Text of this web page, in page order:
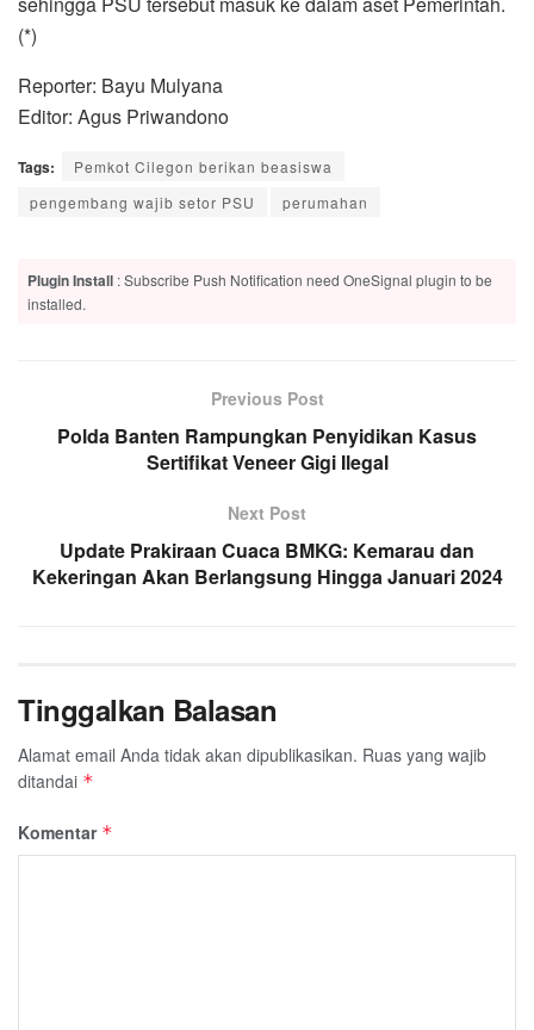
(*)
Reporter: Bayu Mulyana
Editor: Agus Priwandono
Tags:
Pemkot Cilegon berikan beasiswa
pengembang wajib setor PSU
perumahan
Plugin Install : Subscribe Push Notification need OneSignal plugin to be
installed.
Previous Post
Polda Banten Rampungkan Penyidikan Kasus
Sertifikat Veneer Gigi Ilegal
Next Post
Update Prakiraan Cuaca BMKG: Kemarau dan
Kekeringan Akan Berlangsung Hingga Januari 2024
Tinggalkan Balasan
Alamat email Anda tidak akan dipublikasikan. Ruas yang wajib
ditandai *
Komentar *